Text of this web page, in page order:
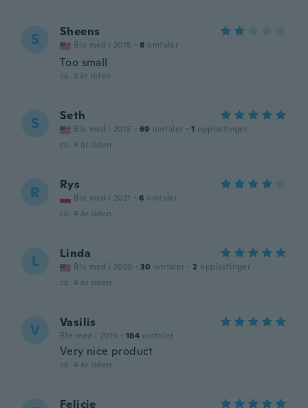
S Sheens
Ble med i 2015 · 8 omtaler
Too small
ca. 3 år siden
S Seth
Ble med i 2015 · 69 omtaler · 1 opplastinger
ca. 4 år siden
R Rys
Ble med i 2021 · 6 omtaler
ca. 4 år siden
L Linda
Ble med i 2020 · 30 omtaler · 2 opplastinger
ca. 4 år siden
V Vasilis
Ble med i 2019 · 184 omtaler
Very nice product
ca. 4 år siden
Felicie